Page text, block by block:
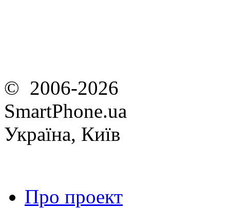
© 2006-2026
SmartPhone.ua
Україна, Київ
Про проект